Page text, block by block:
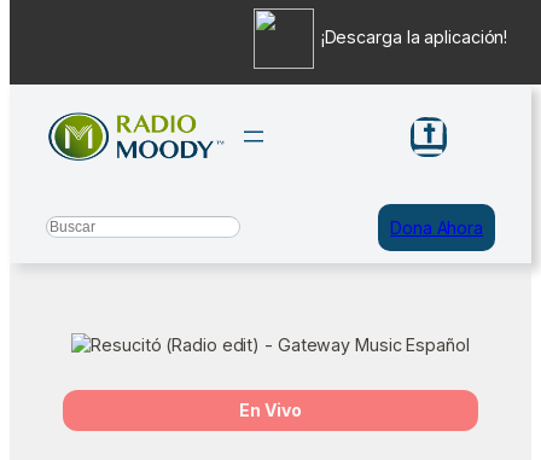
contenido
Search Dona Ahora
En Vivo
¡Descarga la aplicación!